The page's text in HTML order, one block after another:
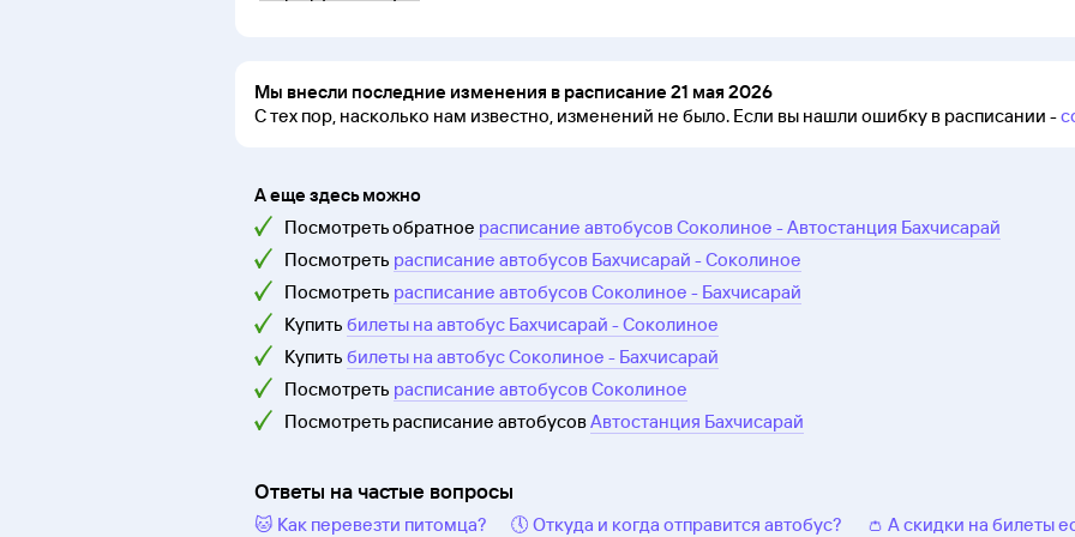
Мы внесли последние изменения в расписание 21 мая 2026
С тех пор, насколько нам известно, изменений не было. Если вы нашли ошибку в расписании -
А еще здесь можно
Посмотреть обратное расписание автобусов Соколиное - Автостанция Бахчисарай
Посмотреть расписание автобусов Бахчисарай - Соколиное
Посмотреть расписание автобусов Соколиное - Бахчисарай
Купить билеты на автобус Бахчисарай - Соколиное
Купить билеты на автобус Соколиное - Бахчисарай
Посмотреть расписание автобусов Соколиное
Посмотреть расписание автобусовАвтостанция Бахчисарай
Ответы на частые вопросы
🐱 Как перевезти питомца? 🕔 Откуда и когда отправится автобус? 👛 А скидки на билеты